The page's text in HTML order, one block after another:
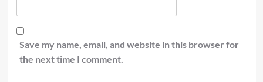
Save my name, email, and website in this browser for
the next time I comment.